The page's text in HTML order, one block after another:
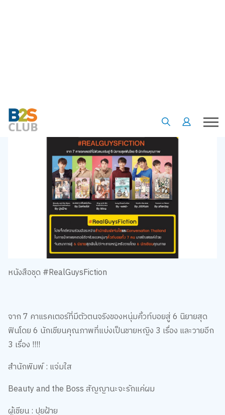
หนังสือชุด #RealGuysFiction
จาก 7 คาแรคเตอร์ที่มีตัวตนจริงของหนุ่มคิ้วท์บอยสู่ 6 นิยายสุด
ฟินโดย 6 นักเขียนคุณภาพที่แบ่งเป็นชายหญิง 3 เรื่อง และวายอีก
3 เรื่อง !!!!
สำนักพิมพ์ : แจ่มใส
Beauty and the Boss สัญญานะจะรักแค่ผม
ผู้เขียน : ปุยฝ้าย